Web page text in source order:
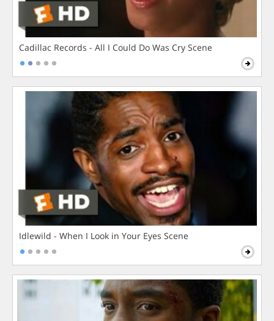
Cadillac Records - All I Could Do Was Cry Scene
Idlewild - When I Look in Your Eyes Scene